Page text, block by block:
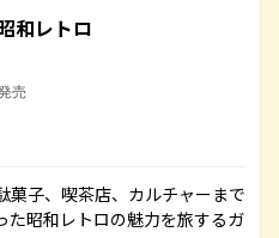
和レトロ
売
菓子、喫茶店、カルチャーまで
た昭和レトロの魅力を旅するガ